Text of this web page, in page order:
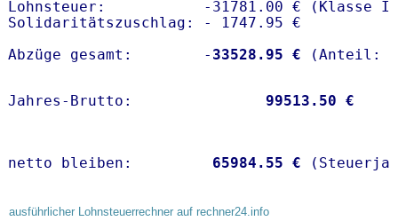
Lohnsteuer:           -31781.00 € (Klasse I)
Solidaritätszuschlag: - 1747.95 €
Abzüge gesamt:        - 33528.95 €
Jahres-Brutto: 99513.50 €
netto bleiben: 65984.55 €
ausführlicher Lohnsteuerrechner auf rechner24.info